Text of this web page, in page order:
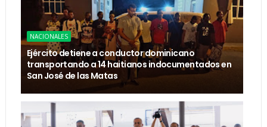
NACIONALES
Ejército detiene a conductor dominicano
transportando a 14 haitianos indocumentados en
San José de las Matas